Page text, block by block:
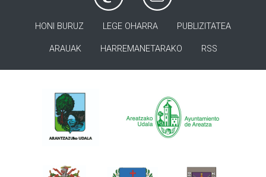
HONI BURUZ LEGE OHARRA PUBLIZITATEA
ARAUAK HARREMANETARAKO RSS